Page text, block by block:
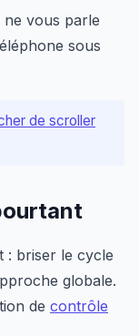
ne vous parle
sous
de scroller
: briser le cycle
globale.
de contrôle